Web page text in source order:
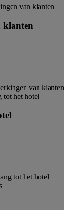
van klanten
klanten
van klanten
tot het hotel
tot het hotel